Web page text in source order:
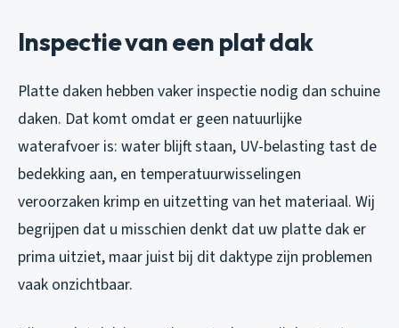
Inspectie van een plat dak
Platte daken hebben vaker inspectie nodig dan schuine
daken. Dat komt omdat er geen natuurlijke
waterafvoer is: water blijft staan, UV-belasting tast de
bedekking aan, en temperatuurwisselingen
veroorzaken krimp en uitzetting van het materiaal. Wij
begrijpen dat u misschien denkt dat uw platte dak er
prima uitziet, maar juist bij dit daktype zijn problemen
vaak onzichtbaar.